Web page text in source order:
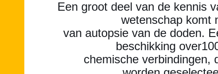
Een groot deel van de kennis
wetenschap komt
van autopsie van de doden.
beschikking
chemische verbindingen,